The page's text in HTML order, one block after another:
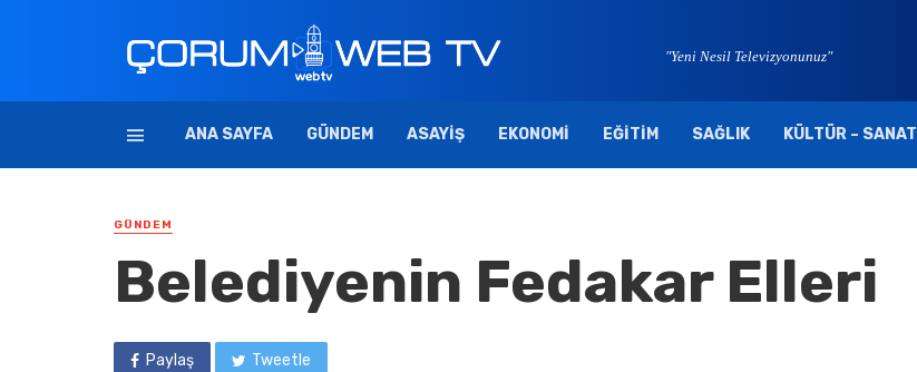
"Yeni Nesil Televizyonunuz"
ANA SAYFA GÜNDEM ASAYIŞ EKONOMI EĞITIM SAĞLIK KÜLTÜR – SANAT
GÜNDEM
Belediyenin Fedakar Elleri
Paylaş Tweetle